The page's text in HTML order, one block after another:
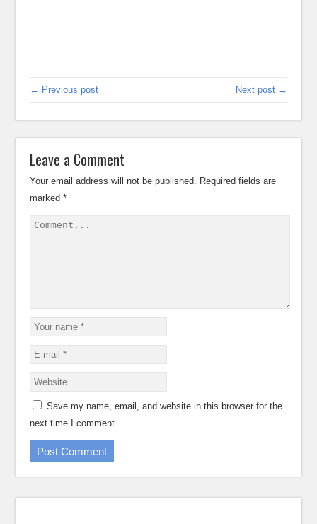
← Previous post Next post →
Leave a Comment
Your email address will not be published. Required fields are
marked*
Save my name, email, and website in this browser for the
next time I comment.